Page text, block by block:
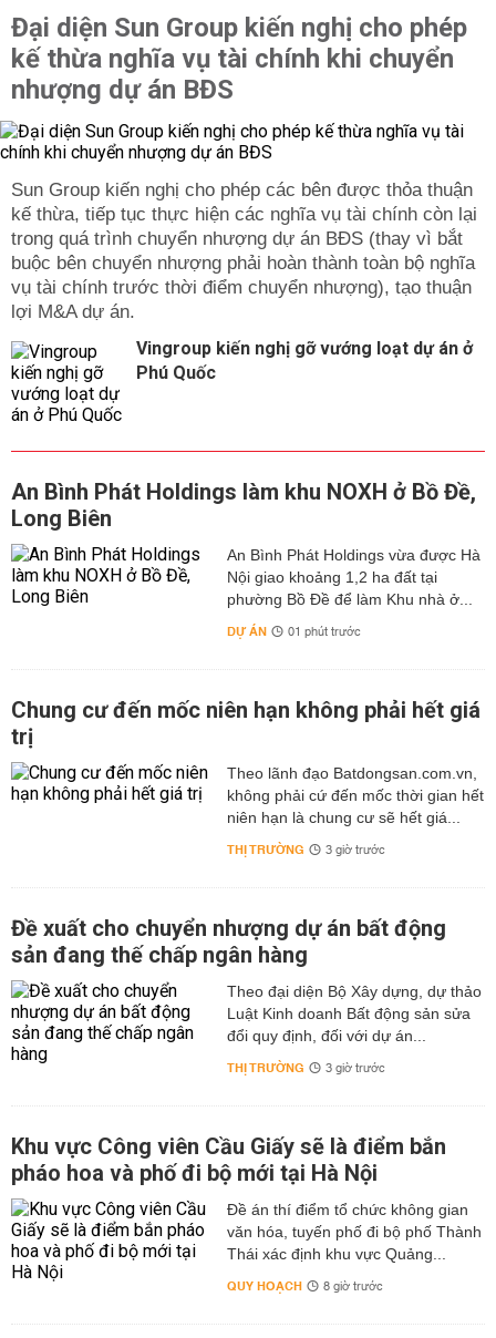
Đại diện Sun Group kiến nghị cho phép
kế thừa nghĩa vụ tài chính khi chuyển
nhượng dự án BĐS
Sun Group kiến nghị cho phép các bên được thỏa thuận
kế thừa, tiếp tục thực hiện các nghĩa vụ tài chính còn lại
trong quá trình chuyển nhượng dự án BĐS (thay vì bắt
buộc bên chuyển nhượng phải hoàn thành toàn bộ nghĩa
vụ tài chính trước thời điểm chuyển nhượng), tạo thuận
lợi M&A dự án.
Vingroup kiến nghị gỡ vướng loạt dự án ở
Phú Quốc
An Bình Phát Holdings làm khu NOXH ở Bồ Đề,
Long Biên
An Bình Phát Holdings vừa được Hà
Nội giao khoảng 1,2 ha đất tại
phường Bồ Đề để làm Khu nhà ở...
DỰ ÁN 01 phút trước
Chung cư đến mốc niên hạn không phải hết giá
trị
Theo lãnh đạo Batdongsan.com.vn,
không phải cứ đến mốc thời gian hết
niên hạn là chung cư sẽ hết giá...
THỊ TRƯỜNG 3 giờ trước
Đề xuất cho chuyển nhượng dự án bất động
sản đang thế chấp ngân hàng
Theo đại diện Bộ Xây dựng, dự thảo
Luật Kinh doanh Bất động sản sửa
đổi quy định, đối với dự án...
THỊ TRƯỜNG 3 giờ trước
Khu vực Công viên Cầu Giấy sẽ là điểm bắn
pháo hoa và phố đi bộ mới tại Hà Nội
Đề án thí điểm tổ chức không gian
văn hóa, tuyến phố đi bộ phố Thành
Thái xác định khu vực Quảng...
QUY HOẠCH 8 giờ trước